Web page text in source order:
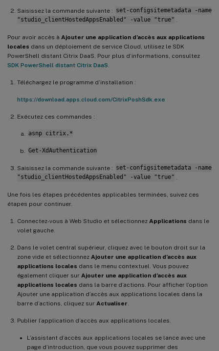
Saisissez la commande suivante : set-configsitemetadata -name
"studio_clientHostedAppsEnabled" -value "true"
Pour avoir accès à Ajouter une application d’accès aux applications
locales dans un déploiement de service Cloud, utilisez le SDK
PowerShell distant Citrix DaaS. Pour plus d’informations, consultez
SDK PowerShell distant Citrix DaaS
Téléchargez le programme d’installation :
https://download.apps.cloud.com/CitrixPoshSdk.exe
Exécutez ces commandes :
asnp citrix.*
Get-XdAuthentication
Saisissez la commande suivante : set-configsitemetadata -name
"studio_clientHostedAppsEnabled" -value "true"
Une fois les étapes précédentes applicables terminées, suivez ces
étapes pour continuer.
Connectez-vous à Web Studio et sélectionnez Applications dans le
volet gauche.
Dans le volet central supérieur, cliquez avec le bouton droit sur la
zone vide et sélectionnez Ajouter une application d’accès aux
applications locales dans le menu contextuel. Vous pouvez
également cliquer sur Ajouter une application d’accès aux
applications locales dans la barre d’actions. Pour afficher l’option
Ajouter une application d’accès aux applications locales dans la
barre d’actions, cliquez sur Actualiser
Publier l’application d’accès aux applications locales.
L’assistant d’accès aux applications locales se lance avec une
page d’introduction, que vous pouvez supprimer des